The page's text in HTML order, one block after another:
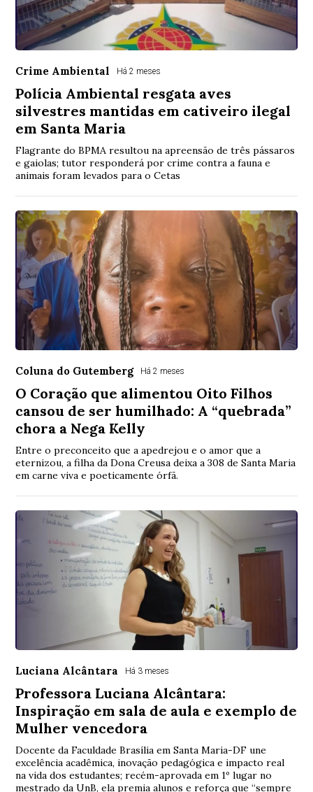
Crime Ambiental Há 2 meses
Polícia Ambiental resgata aves
silvestres mantidas em cativeiro ilegal
em Santa Maria
Flagrante do BPMA resultou na apreensão de três pássaros
e gaiolas; tutor responderá por crime contra a fauna e
animais foram levados para o Cetas
Coluna do Gutemberg Há 2 meses
O Coração que alimentou Oito Filhos
cansou de ser humilhado: A “quebrada”
chora a Nega Kelly
Entre o preconceito que a apedrejou e o amor que a
eternizou, a filha da Dona Creusa deixa a 308 de Santa Maria
em carne viva e poeticamente órfã.
Luciana Alcântara Há 3 meses
Professora Luciana Alcântara:
Inspiração em sala de aula e exemplo de
Mulher vencedora
Docente da Faculdade Brasília em Santa Maria-DF une
excelência acadêmica, inovação pedagógica e impacto real
na vida dos estudantes; recém-aprovada em 1º lugar no
mestrado da UnB, ela premia alunos e reforça que “sempre